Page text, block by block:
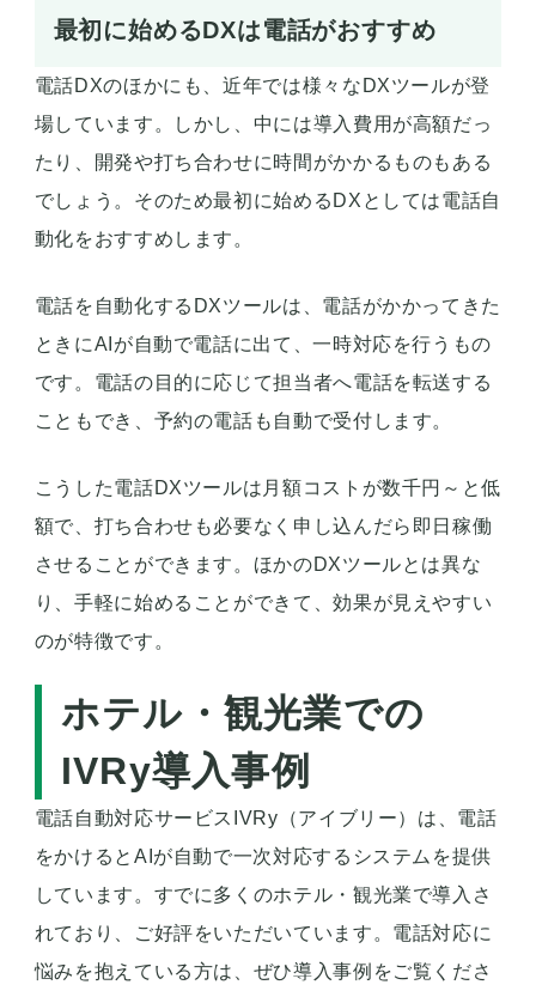
最初に始めるDXは電話がおすすめ
電話DXのほかにも、近年では様々なDXツールが登
場しています。しかし、中には導入費用が高額だっ
たり、開発や打ち合わせに時間がかかるものもある
でしょう。そのため最初に始めるDXとしては電話自
動化をおすすめします。
電話を自動化するDXツールは、電話がかかってきた
ときにAIが自動で電話に出て、一時対応を行うもの
です。電話の目的に応じて担当者へ電話を転送する
こともでき、予約の電話も自動で受付します。
こうした電話DXツールは月額コストが数千円～と低
額で、打ち合わせも必要なく申し込んだら即日稼働
させることができます。ほかのDXツールとは異な
り、手軽に始めることができて、効果が見えやすい
のが特徴です。
ホテル・観光業での
IVRy導入事例
電話自動対応サービスIVRy（アイブリー）は、電話
をかけるとAIが自動で一次対応するシステムを提供
しています。すでに多くのホテル・観光業で導入さ
れており、ご好評をいただいています。電話対応に
悩みを抱えている方は、ぜひ導入事例をご覧くださ